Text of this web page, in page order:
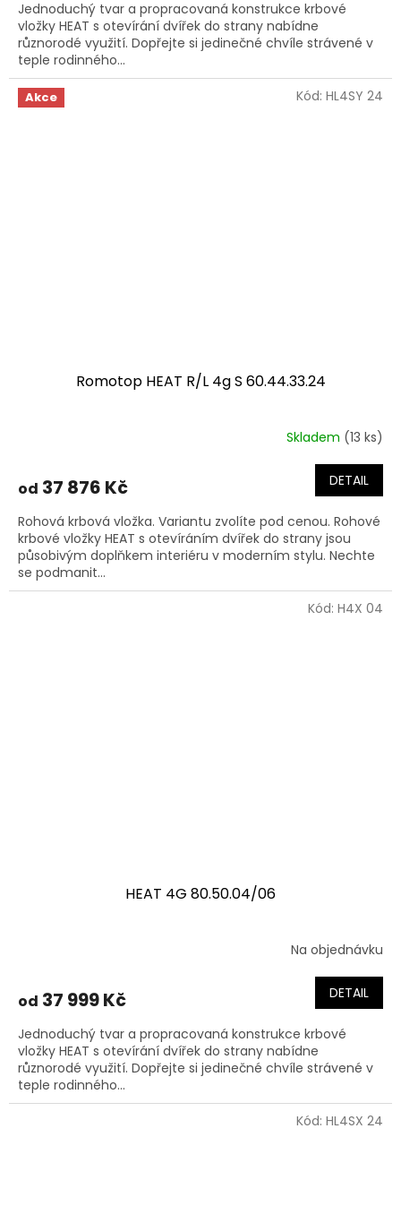
Jednoduchý tvar a propracovaná konstrukce krbové
vložky HEAT s otevírání dvířek do strany nabídne
různorodé využití. Dopřejte si jedinečné chvíle strávené v
teple rodinného...
Akce
Romotop HEAT R/L 4g S 60.44.33.24
Skladem (13 ks)
od 37 876 Kč DETAIL
Rohová krbová vložka. Variantu zvolíte pod cenou. Rohové
krbové vložky HEAT s otevíráním dvířek do strany jsou
působivým doplňkem interiéru v moderním stylu. Nechte
se podmanit...
Kód: HL4SY 24
HEAT 4G 80.50.04/06
Na objednávku
od 37 999 Kč DETAIL
Jednoduchý tvar a propracovaná konstrukce krbové
vložky HEAT s otevírání dvířek do strany nabídne
různorodé využití. Dopřejte si jedinečné chvíle strávené v
teple rodinného...
Kód: H4X 04
Kód: HL4SX 24